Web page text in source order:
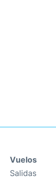
Vuelos
Salidas